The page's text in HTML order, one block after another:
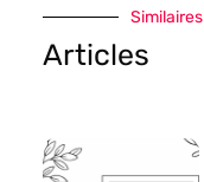
Similaires
Articles